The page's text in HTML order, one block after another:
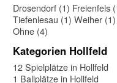
Drosendorf (1) Freienfels
Tiefenlesau (1) Weiher (1)
Ohne (4)
Kategorien Hollfeld
12 Spielplätze in Hollfeld
1 Ballplätze in Hollfeld